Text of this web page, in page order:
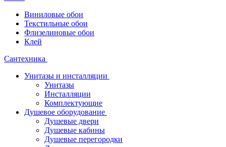
Виниловые обои
Текстильные обои
Флизелиновые обои
Клей
Сантехника
Унитазы и инсталляции
Унитазы
Инсталляции
Комплектующие
Душевое оборудование
Душевые двери
Душевые кабины
Душевые перегородки